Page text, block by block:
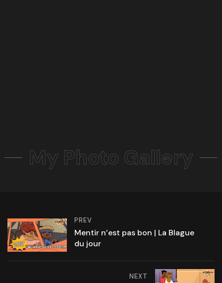
My Photo Gallery
PREV
Mentir n’est pas bon | La Blague
du jour
NEXT